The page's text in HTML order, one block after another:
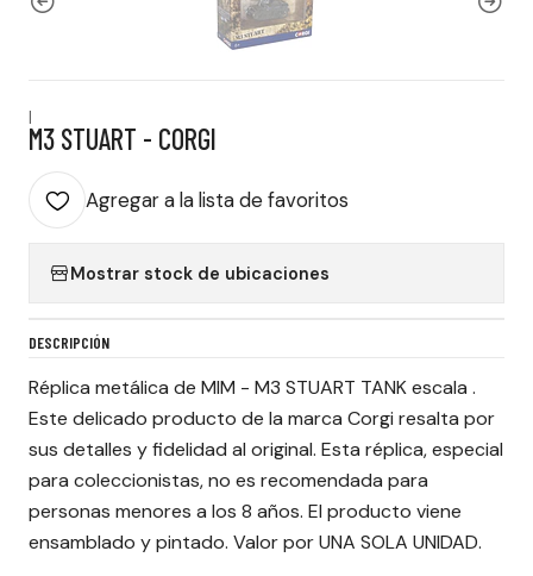
|
M3 STUART - CORGI
Agregar a la lista de favoritos
Mostrar stock de ubicaciones
DESCRIPCIÓN
Réplica metálica de MIM - M3 STUART TANK escala .
Este delicado producto de la marca Corgi resalta por
sus detalles y fidelidad al original. Esta réplica, especial
para coleccionistas, no es recomendada para
personas menores a los 8 años. El producto viene
ensamblado y pintado. Valor por UNA SOLA UNIDAD.